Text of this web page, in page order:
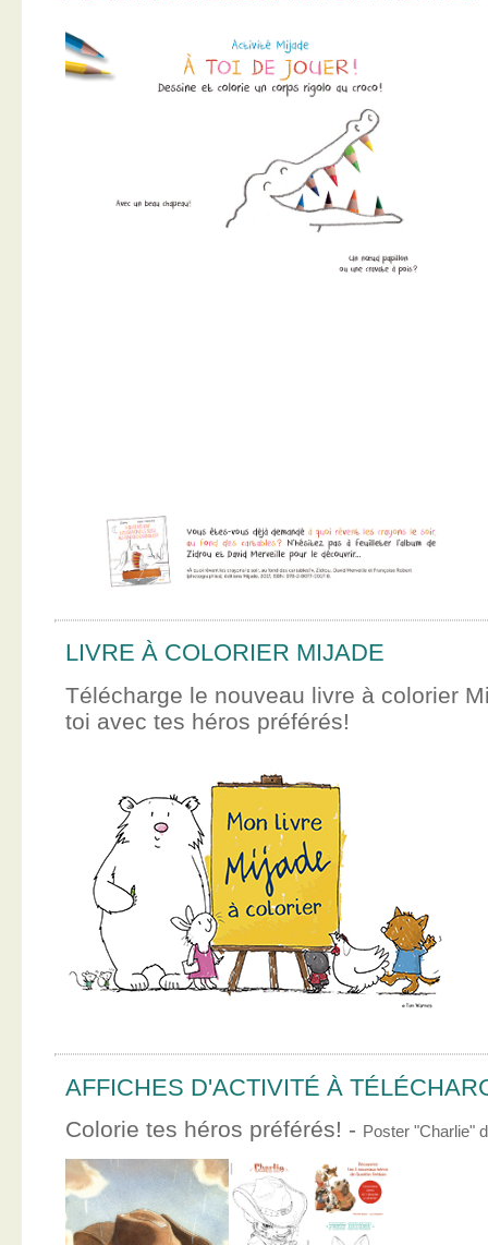
LIVRE À COLORIER MIJADE
Télécharge le nouveau livre à colorier
toi avec tes héros préférés!
AFFICHES D'ACTIVITÉ À
Colorie tes héros préférés! - Poster "Charlie"